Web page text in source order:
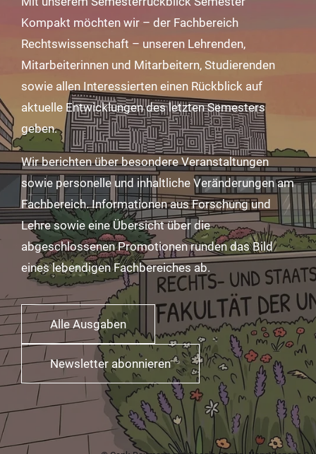
Kompakt möchten wir – der Fachbereich
Rechtswissenschaft – unseren Lehrenden,
Mitarbeiterinnen und Mitarbeitern, Studierenden
sowie allen Interessierten einen Rückblick auf
aktuelle Entwicklungen des letzten Semesters
geben.
Wir berichten über besondere Veranstaltungen
sowie personelle und inhaltliche Veränderungen am
Fachbereich. Informationen aus Forschung und
Lehre sowie eine Übersicht über die
abgeschlossenen Promotionen runden das Bild
eines lebendigen Fachbereiches ab.
Alle Ausgaben
Newsletter abonnieren